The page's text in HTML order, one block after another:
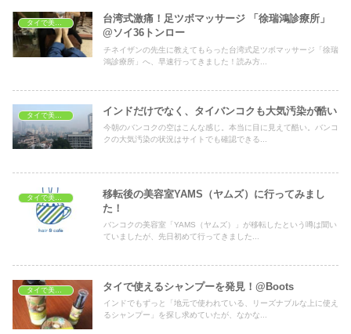
台湾式激痛！足ツボマッサージ 「徐瑞鴻診療所」
@ソイ36トンロー
チネイザンの先生に教えてもらった台湾式足ツボマッサージ「徐瑞
鴻診療所」へ、早速行ってきました！読み方...
インドだけでなく、タイバンコクも大気汚染が酷い
今朝のバンコクの空はこんな感じ。本当に目に見えて酷い。バンコ
クの大気汚染の状況はサイトでも確認できる...
タイで美容・健康
移転後の美容室YAMS（ヤムズ）に行ってみまし
た！
バンコクの美容室「YAMS（ヤムズ）」が移転したという噂は聞い
ていましたが、先日初めて行ってきました...
タイで美容・健康 タイで使えるシャンプーを発見！@Boots
インドでもずっと「地元で使われている、リーズナブルな上に使え
るシャンプー」を探し求めていたが、なかな...